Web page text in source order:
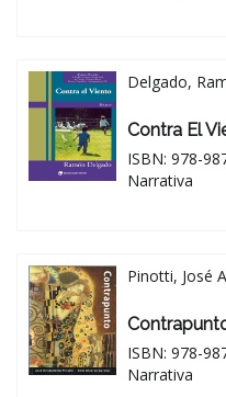
Delgado,
Contra El
ISBN: 978-
Narrativa
Pinotti, José
ISBN: 978-
Narrativa